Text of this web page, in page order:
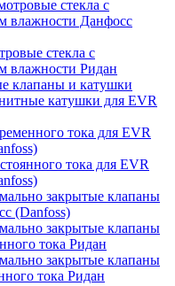
стекла с
влажности Данфосс
стекла с
влажности Ридан
клапаны и катушки
катушки для EVR
тока для EVR
тока для EVR
закрытые клапаны
(Danfoss)
закрытые клапаны
тока Ридан
закрытые клапаны
тока Ридан